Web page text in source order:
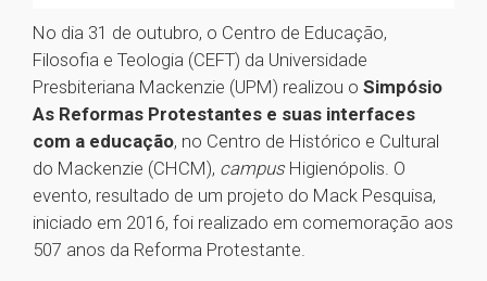
No dia 31 de outubro, o Centro de Educação,
Filosofia e Teologia (CEFT) da Universidade
Presbiteriana Mackenzie (UPM) realizou o Simpósio
As Reformas Protestantes e suas interfaces
com a educação, no Centro de Histórico e Cultural
do Mackenzie (CHCM), campus Higienópolis. O
evento, resultado de um projeto do Mack Pesquisa,
iniciado em 2016, foi realizado em comemoração aos
507 anos da Reforma Protestante.